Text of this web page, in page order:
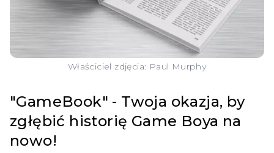
WSPARCIE
O NAS
ZALOGUJ
Właściciel zdjęcia: Paul Murphy
"GameBook" - Twoja okazja, by
zgłębić historię Game Boya na
nowo!